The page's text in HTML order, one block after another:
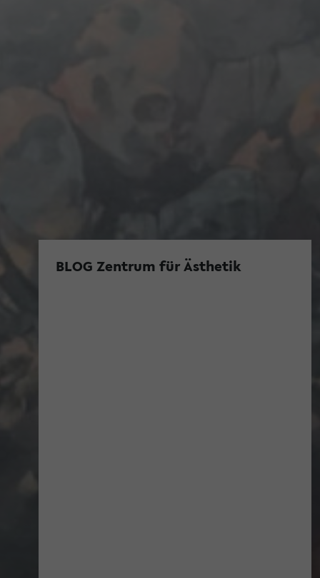
BLOG Zentrum für Ästhetik